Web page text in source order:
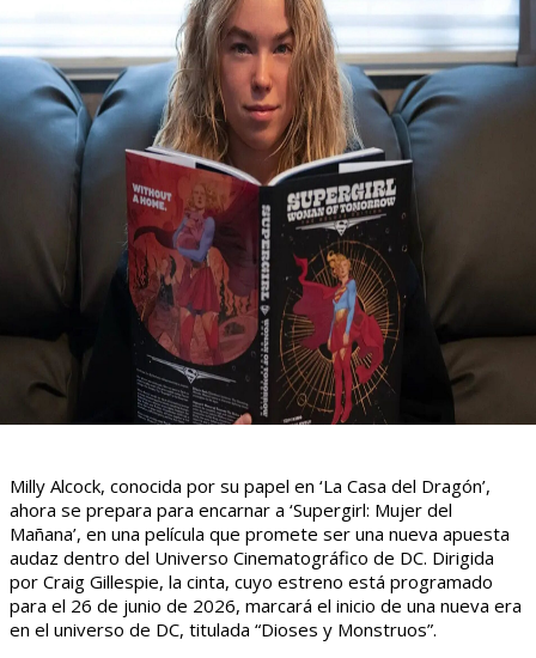
Milly Alcock, conocida por su papel en ‘La Casa del Dragón’,
ahora se prepara para encarnar a ‘Supergirl: Mujer del
Mañana’, en una película que promete ser una nueva apuesta
audaz dentro del Universo Cinematográfico de DC. Dirigida
por Craig Gillespie, la cinta, cuyo estreno está programado
para el 26 de junio de 2026, marcará el inicio de una nueva era
en el universo de DC, titulada “Dioses y Monstruos”.